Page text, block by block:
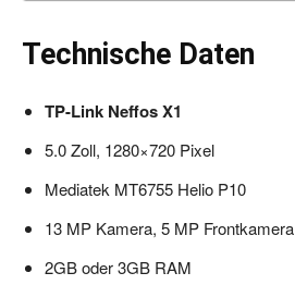
Technische Daten
TP-Link Neffos X1
5.0 Zoll, 1280×720 Pixel
Mediatek MT6755 Helio P10
13 MP Kamera, 5 MP Frontkamera
2GB oder 3GB RAM